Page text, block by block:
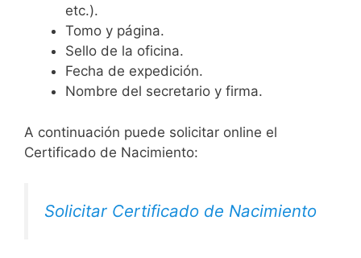
etc.).
Tomo y página.
Sello de la oficina.
Fecha de expedición.
Nombre del secretario y firma.
A continuación puede solicitar online el
Certificado de Nacimiento:
Solicitar Certificado de Nacimiento